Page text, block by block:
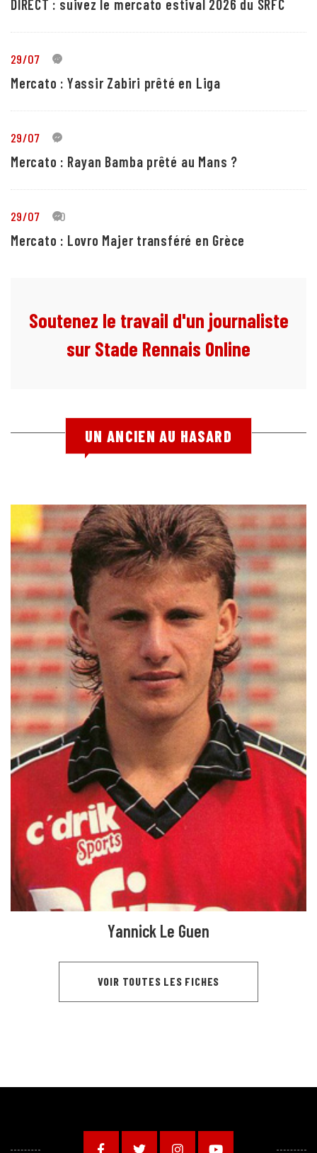
DIRECT : suivez le mercato estival 2026 du SRFC
29/07 5
Mercato : Yassir Zabiri prêté en Liga
29/07 1
Mercato : Rayan Bamba prêté au Mans ?
29/07 10
Mercato : Lovro Majer transféré en Grèce
Soutenez le travail d'un journaliste
sur Stade Rennais Online
UN ANCIEN AU HASARD
Yannick Le Guen
VOIR TOUTES LES FICHES